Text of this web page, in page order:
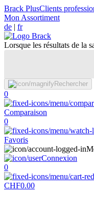
Brack PlusClients
Mon Assortiment
de | fr
Lorsque les résultats de la
Rechercher
0
Comparaison
0
Favoris
Connexion
0
CHF0.00